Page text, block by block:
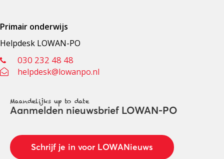
Primair onderwijs
Helpdesk LOWAN-PO
030 232 48 48
helpdesk@lowanpo.nl
Maandelijks up to date
Aanmelden nieuwsbrief LOWAN-PO
Schrijf je in voor LOWANieuws